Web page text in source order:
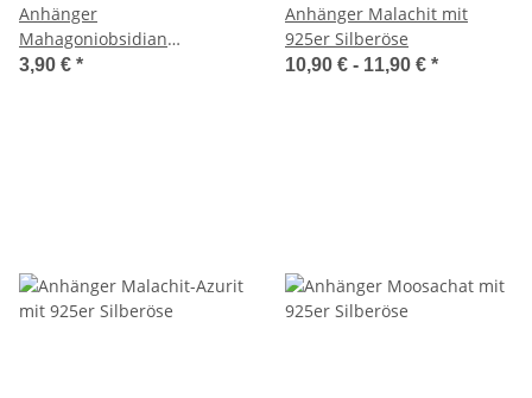
Anhänger
Mahagoniobsidian
"Rechteck"
3,90 € *
Anhänger Malachit mit
925er Silberöse
10,90 € - 11,90 € *